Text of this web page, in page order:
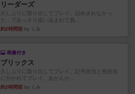
リーダーズ
久しぶりに取り出してプレイ。詰めきれなかっ
た…であっさり追い込まれて負...
約2時間前 by くみ
画像付き
ブリックス
久しぶりに取り出してプレイ。記号担当と色担当
に分かれてプレイ。あかんか...
約2時間前 by くみ